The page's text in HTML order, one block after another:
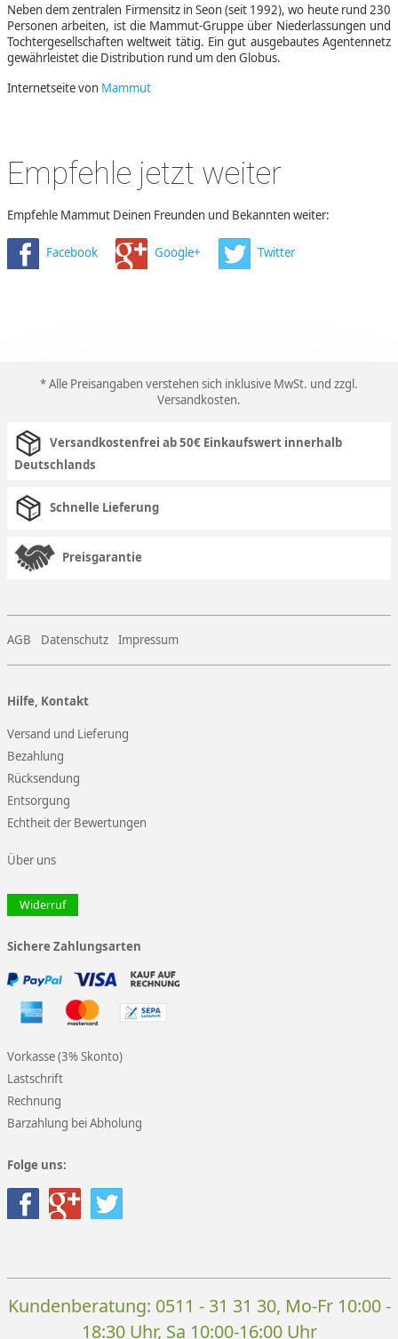
Neben dem zentralen Firmensitz in Seon (seit 1992), wo heute rund 230
Personen arbeiten, ist die Mammut-Gruppe über Niederlassungen und
Tochtergesellschaften weltweit tätig. Ein gut ausgebautes Agentennetz
gewährleistet die Distribution rund um den Globus.
Internetseite von Mammut
Empfehle jetzt weiter
Empfehle Mammut Deinen Freunden und Bekannten weiter:
Facebook Google+ Twitter
* Alle Preisangaben verstehen sich inklusive MwSt. und zzgl.
Versandkosten.
Versandkostenfrei ab 50€ Einkaufswert innerhalb
Deutschlands
Schnelle Lieferung
Preisgarantie
AGB Datenschutz Impressum
Hilfe, Kontakt
Versand und Lieferung
Bezahlung
Rücksendung
Entsorgung
Echtheit der Bewertungen
Über uns
Widerruf
Sichere Zahlungsarten
Vorkasse (3% Skonto)
Lastschrift
Rechnung
Barzahlung bei Abholung
Folge uns:
Kundenberatung: 0511 - 31 31 30, Mo-Fr 10:00 -
18:30 Uhr, Sa 10:00-16:00 Uhr